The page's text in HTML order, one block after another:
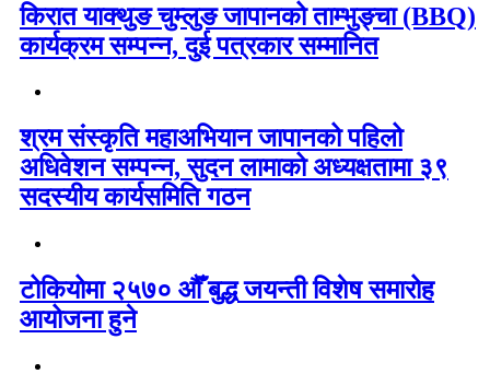
किरात याक्थुङ चुम्लुङ जापानको ताम्भुङ्चा (BBQ)
कार्यक्रम सम्पन्न, दुई पत्रकार सम्मानित
श्रम संस्कृति महाअभियान जापानको पहिलो
अधिवेशन सम्पन्न, सुदन लामाको अध्यक्षतामा ३९
सदस्यीय कार्यसमिति गठन
टोकियोमा २५७० औँ बुद्ध जयन्ती विशेष समारोह
आयोजना हुने